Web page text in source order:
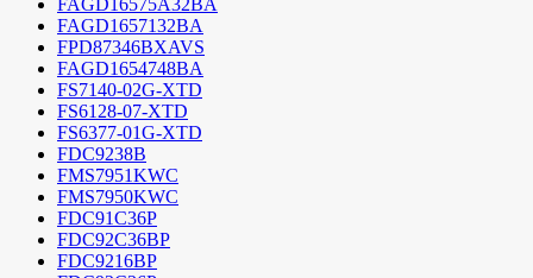
FAGD1657132BA
FPD87346BXAVS
FAGD1654748BA
FS7140-02G-XTD
FS6128-07-XTD
FS6377-01G-XTD
FDC9238B
FMS7951KWC
FMS7950KWC
FDC91C36P
FDC92C36BP
FDC9216BP